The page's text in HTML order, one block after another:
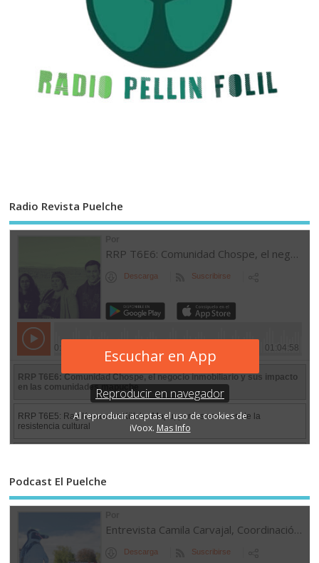
Radio Revista Puelche
Podcast El Puelche